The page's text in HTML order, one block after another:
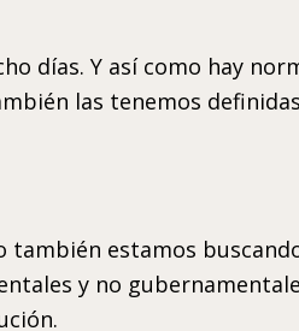
días. Y así como hay
las tenemos
también estamos
y no